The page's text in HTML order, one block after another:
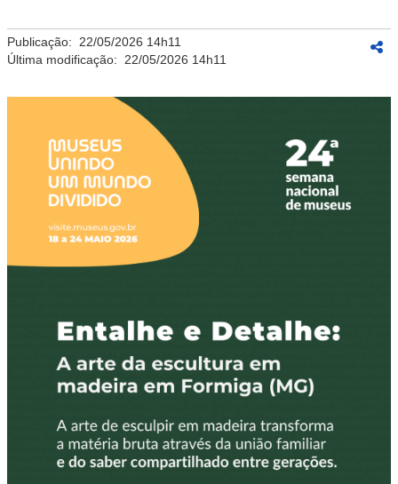
Publicação: 22/05/2026 14h11
Última modificação: 22/05/2026 14h11